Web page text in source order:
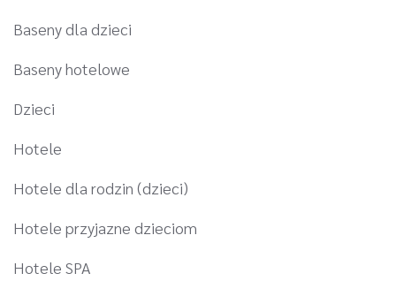
Baseny dla dzieci
Baseny hotelowe
Dzieci
Hotele
Hotele dla rodzin (dzieci)
Hotele przyjazne dzieciom
Hotele SPA